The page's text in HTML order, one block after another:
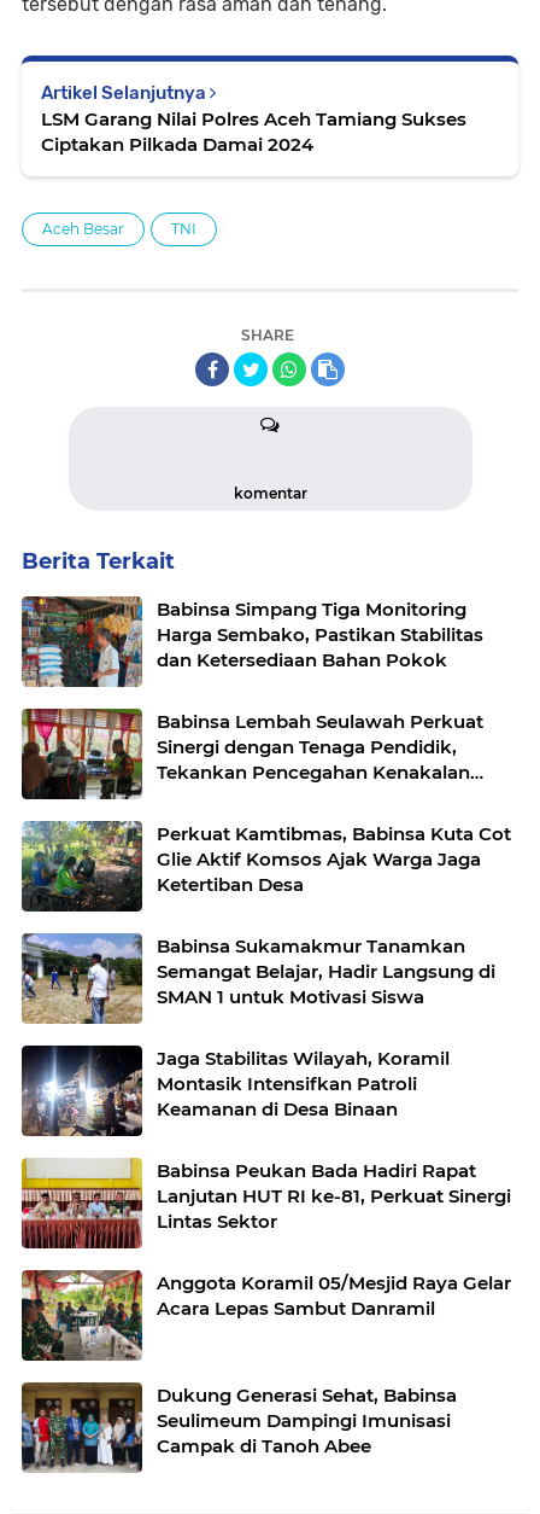
Artikel Selanjutnya
LSM Garang Nilai Polres Aceh Tamiang Sukses
Ciptakan Pilkada Damai 2024
Aceh Besar TNI
SHARE
komentar
Berita Terkait
Babinsa Simpang Tiga Monitoring
Harga Sembako, Pastikan Stabilitas
dan Ketersediaan Bahan Pokok
Babinsa Lembah Seulawah Perkuat
Sinergi dengan Tenaga Pendidik,
Tekankan Pencegahan Kenakalan
Perkuat Kamtibmas, Babinsa Kuta Cot
Glie Aktif Komsos Ajak Warga Jaga
Ketertiban Desa
Babinsa Sukamakmur Tanamkan
Semangat Belajar, Hadir Langsung di
SMAN 1 untuk Motivasi Siswa
Jaga Stabilitas Wilayah, Koramil
Montasik Intensifkan Patroli
Keamanan di Desa Binaan
Babinsa Peukan Bada Hadiri Rapat
Lanjutan HUT RI ke-81, Perkuat Sinergi
Lintas Sektor
Anggota Koramil 05/Mesjid Raya Gelar
Acara Lepas Sambut Danramil
Dukung Generasi Sehat, Babinsa
Seulimeum Dampingi Imunisasi
Campak di Tanoh Abee